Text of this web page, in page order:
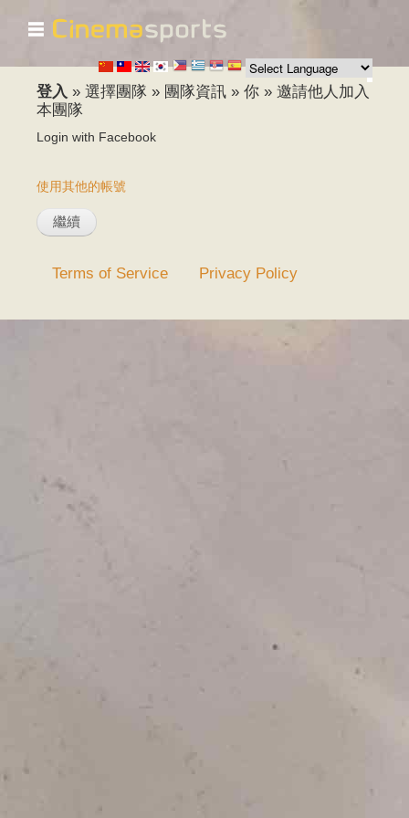
移
至
主
☰
登入 » 選擇團隊 » 團隊資訊 » 你 » 邀請他人加入
本團隊
Login with Facebook
使用其他的帳號
Terms of Service Privacy Policy